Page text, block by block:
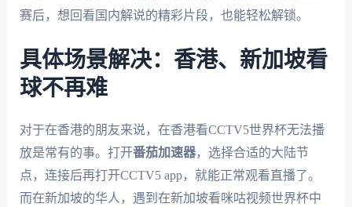
赛后，想回看国内解说的精彩片段，也能轻松解锁。
具体场景解决：香港、新加坡看
球不再难
对于在香港的朋友来说，在香港看CCTV5世界杯无法播
放是常有的事。打开番茄加速器，选择合适的大陆节
点，连接后再打开CCTV5 app，就能正常观看直播了。
而在新加坡的华人，遇到在新加坡看咪咕视频世界杯中